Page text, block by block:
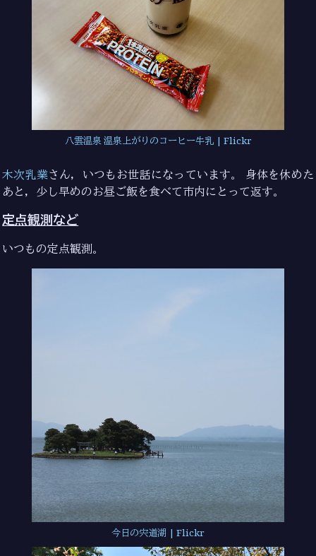
八雲温泉 温泉上がりのコーヒー牛乳 | Flickr
木次乳業さん，いつもお世話になっています。 身体を休めた
あと，少し早めのお昼ご飯を食べて市内にとって返す。
定点観測など
いつもの定点観測。
今日の宍道湖 | Flickr